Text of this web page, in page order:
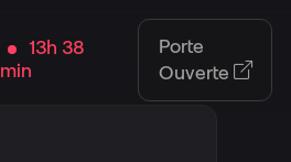
13h 38
min
Porte
Ouverte